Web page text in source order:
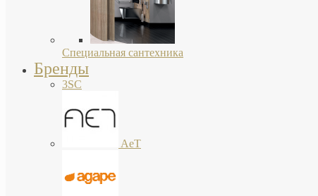
Специальная сантехника
Бренды
3SC
AeT